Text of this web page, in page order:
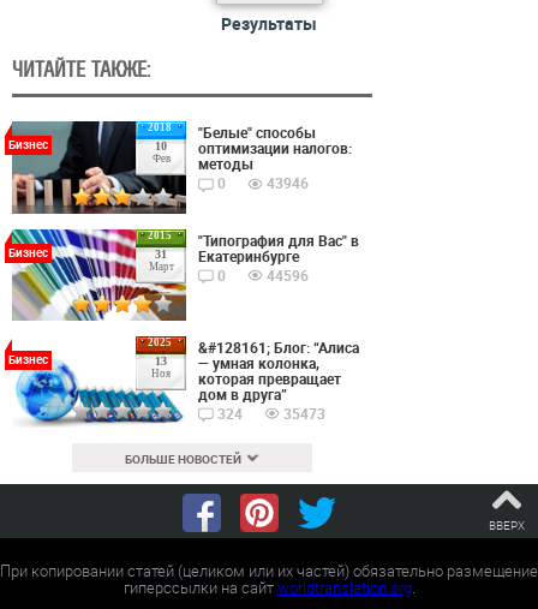
Результаты
ЧИТАЙТЕ ТАКЖЕ:
2018
10
Фев
Бизнес
"Белые" способы
оптимизации налогов:
методы
0
43946
2015
31
Март
Бизнес
"Типография для Вас" в
Екатеринбурге
0
44596
2025
13
Ноя
Бизнес
&#128161; Блог: “Алиса
— умная колонка,
которая превращает
дом в друга”
324
35473
БОЛЬШЕ НОВОСТЕЙ
ВВЕРХ
При копировании статей (целиком или их частей) обязательно размещение
гиперссылки на сайтworldtranslation.org.